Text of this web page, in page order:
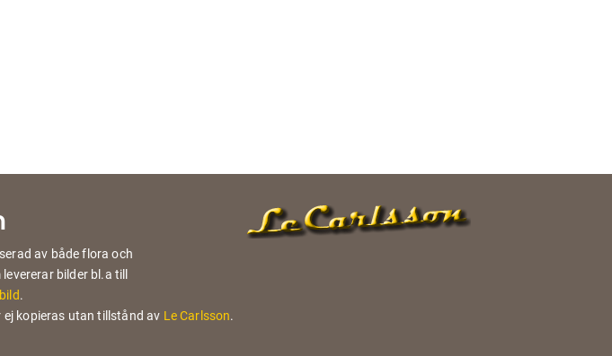
av både flora och
bilder bl.a till
.
kopieras utan tillstånd av Le Carlsson.